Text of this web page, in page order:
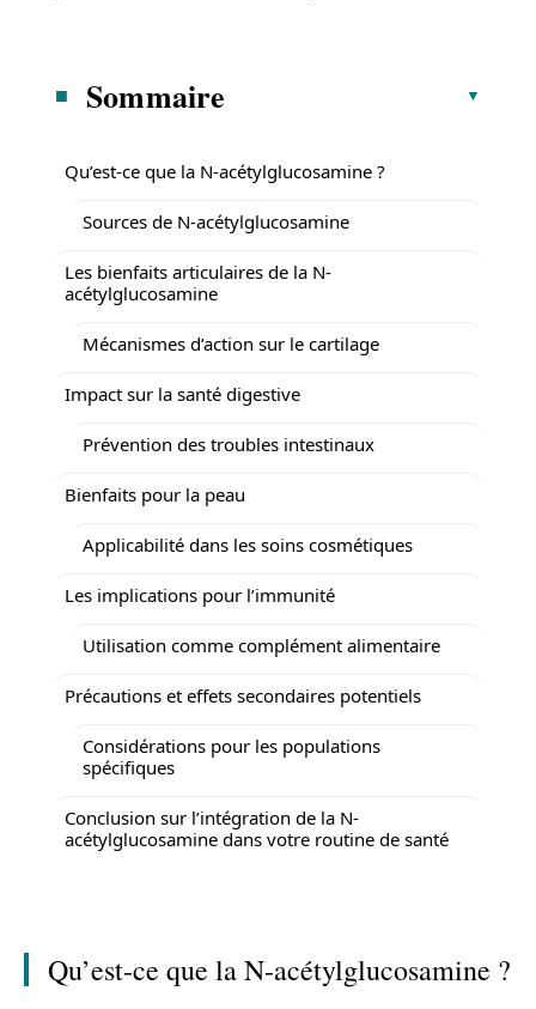
Sommaire
Qu’est-ce que la N-acétylglucosamine ?
Sources de N-acétylglucosamine
Les bienfaits articulaires de la N-
acétylglucosamine
Mécanismes d’action sur le cartilage
Impact sur la santé digestive
Prévention des troubles intestinaux
Bienfaits pour la peau
Applicabilité dans les soins cosmétiques
Les implications pour l’immunité
Utilisation comme complément alimentaire
Précautions et effets secondaires potentiels
Considérations pour les populations
spécifiques
Conclusion sur l’intégration de la N-
acétylglucosamine dans votre routine de santé
Qu’est-ce que la N-acétylglucosamine ?